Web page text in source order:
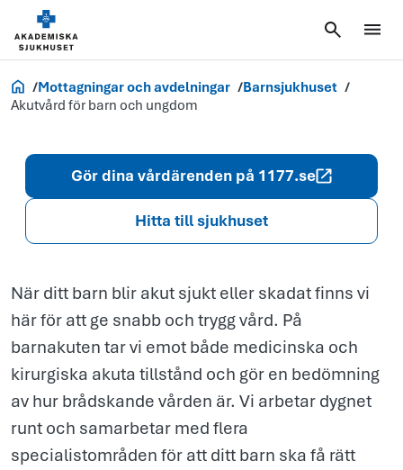
Akademiska.se
Mottagningar och avdelningar
Barnsjukhuset
Akutvård för barn och ungdom
ungdom
Gör dina vårdärenden på 1177.se
Hitta till sjukhuset
När ditt barn blir akut sjukt eller skadat finns vi
här för att ge snabb och trygg vård. På
barnakuten tar vi emot både medicinska och
kirurgiska akuta tillstånd och gör en bedömning
av hur brådskande vården är. Vi arbetar dygnet
runt och samarbetar med flera
specialistområden för att ditt barn ska få rätt